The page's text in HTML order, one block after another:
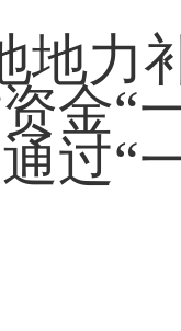
地力
金“
过“